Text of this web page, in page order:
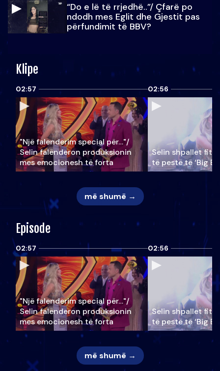
“Do e lë të rrjedhë..”/ Çfarë po
ndodh mes Eglit dhe Gjestit pas
përfundimit të BBV?
Klipe
02:57
"Një falenderim special për…"/
Selin falënderon produksionin
mes emocionesh të forta
02:56
Selin shpallet
të pestë të ‘Big
më shumë →
Episode
02:57
"Një falenderim special për…"/
Selin falënderon produksionin
mes emocionesh të forta
02:56
Selin shpallet
të pestë të ‘Big
më shumë →